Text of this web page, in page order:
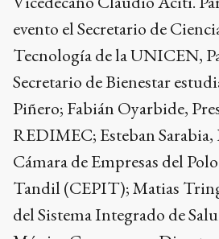
evento el Secretario de
Tecnología de la UNICEN,
Secretario de Bienestar
Piñero; Fabián Oyarbide,
REDIMEC; Esteban Sarabia,
Cámara de Empresas del
Tandil (CEPIT); Matias
del Sistema Integrado de